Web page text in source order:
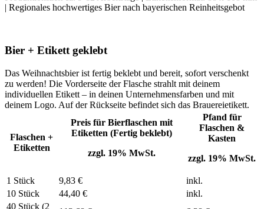
| Regionales hochwertiges Bier nach bayerischen Reinheitsgebot
Bier + Etikett geklebt
Das Weihnachtsbier ist fertig beklebt und bereit, sofort verschenkt
zu werden! Die Vorderseite der Flasche strahlt mit deinem
individuellen Etikett – in deinen Unternehmensfarben und mit
deinem Logo. Auf der Rückseite befindet sich das Brauereietikett.
Flaschen +
Etiketten
Preis für Bierflaschen mit
Etiketten (Fertig beklebt)
zzgl. 19% MwSt.
Pfand für
Flaschen &
Kasten
zzgl. 19% MwSt.
1 Stück 9,83 €
inkl.
10 Stück
44,40 €
inkl.
40 Stück (2